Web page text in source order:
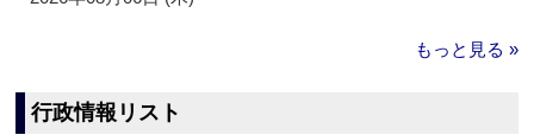
もっと見る »
行政情報リスト